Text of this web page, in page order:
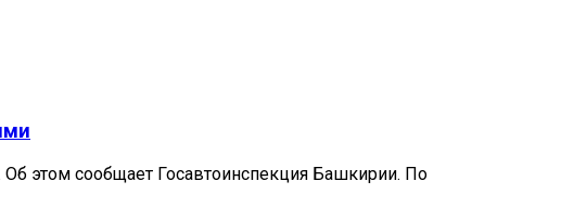
этом сообщает Госавтоинспекция Башкирии. По